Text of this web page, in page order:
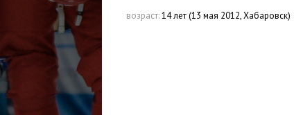
возраст:14 лет (13 мая 2012, Хабаровск)